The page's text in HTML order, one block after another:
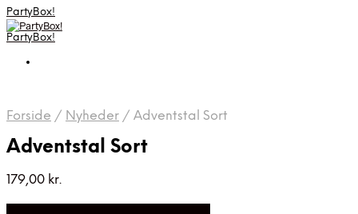
PartyBox!
PartyBox!
Forside / Nyheder / Adventstal Sort
Adventstal Sort
179,00 kr.